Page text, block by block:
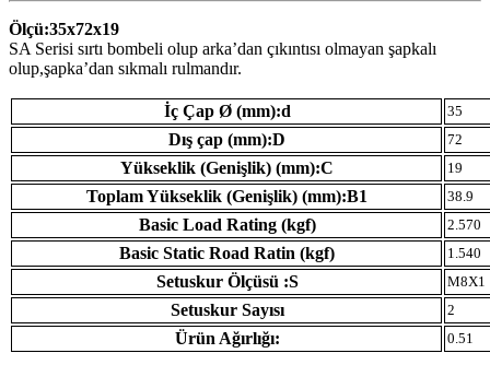
Ölçü:35x72x19
SA Serisi sırtı bombeli olup arka’dan çıkıntısı olmayan şapkalı
olup,şapka’dan sıkmalı rulmandır.
İç Çap Ø (mm):d 35
Dış çap (mm):D 72
Yükseklik (Genişlik) (mm):C 19
Toplam Yükseklik (Genişlik) (mm):B1 38.9
Basic Load Rating (kgf) 2.570
Basic Static Road Ratin (kgf) 1.540
Setuskur Ölçüsü :S M8X1
Setuskur Sayısı 2
Ürün Ağırlığı: 0.51